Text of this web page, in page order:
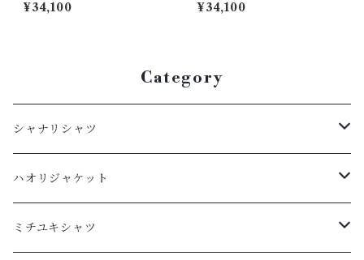
¥34,100 ¥34,100
Category
シャナリシャツ
長袖
XL
半袖
ハオリジャケット
L
ミチユキシャツ